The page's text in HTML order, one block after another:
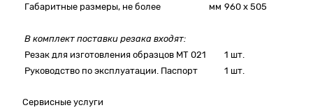
Габаритные размеры, не более
мм 960 х 505
В комплект поставки резака входят:
Резак для изготовления образцов МТ 021
1 шт.
Руководство по эксплуатации. Паспорт
1 шт.
Сервисные услуги